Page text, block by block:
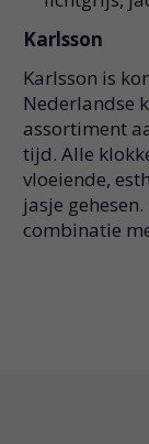
Karlsson
Karlsson is
Nederlandse
assortiment
tijd. Alle
vloeiende,
jasje
combinatie